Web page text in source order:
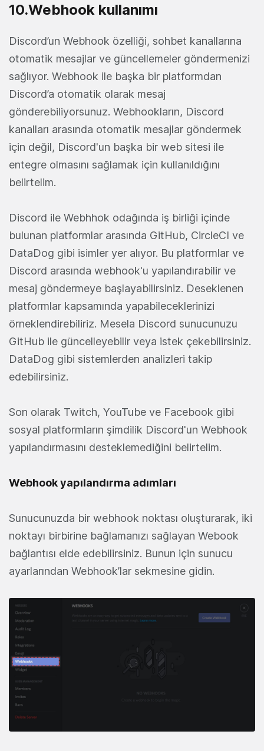
10.Webhook kullanımı
Discord’un Webhook özelliği, sohbet kanallarına
otomatik mesajlar ve güncellemeler göndermenizi
sağlıyor. Webhook ile başka bir platformdan
Discord’a otomatik olarak mesaj
gönderebiliyorsunuz. Webhookların, Discord
kanalları arasında otomatik mesajlar göndermek
için değil, Discord'un başka bir web sitesi ile
entegre olmasını sağlamak için kullanıldığını
belirtelim.
Discord ile Webhhok odağında iş birliği içinde
bulunan platformlar arasında GitHub, CircleCI ve
DataDog gibi isimler yer alıyor. Bu platformlar ve
Discord arasında webhook'u yapılandırabilir ve
mesaj göndermeye başlayabilirsiniz. Deseklenen
platformlar kapsamında yapabileceklerinizi
örneklendirebiliriz. Mesela Discord sunucunuzu
GitHub ile güncelleyebilir veya istek çekebilirsiniz.
DataDog gibi sistemlerden analizleri takip
edebilirsiniz.
Son olarak Twitch, YouTube ve Facebook gibi
sosyal platformların şimdilik Discord'un Webhook
yapılandırmasını desteklemediğini belirtelim.
Webhook yapılandırma adımları
Sunucunuzda bir webhook noktası oluşturarak, iki
noktayı birbirine bağlamanızı sağlayan Webook
bağlantısı elde edebilirsiniz. Bunun için sunucu
ayarlarından Webhook’lar sekmesine gidin.